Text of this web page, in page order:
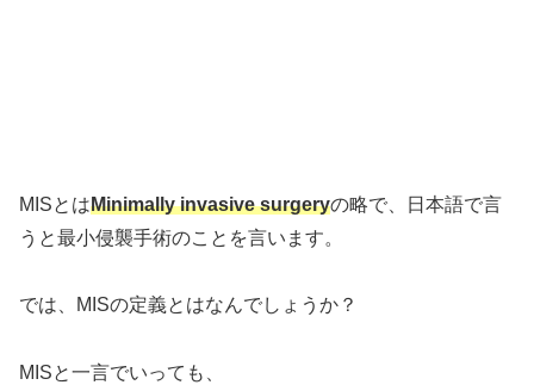
MISとはMinimally invasive surgeryの略で、日本語で言
うと最小侵襲手術のことを言います。
では、MISの定義とはなんでしょうか？
MISと一言でいっても、